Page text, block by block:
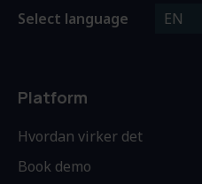
Select language EN
Platform
Hvordan virker det
Book demo